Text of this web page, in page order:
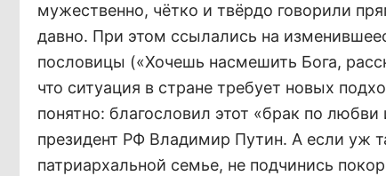
мужественно, чётко и твёрдо говорили
давно. При этом ссылались на
пословицы («Хочешь насмешить Бога,
что ситуация в стране требует новых
понятно: благословил этот «брак по
президент РФ Владимир Путин. А если уж
патриархальной семье, не подчинись